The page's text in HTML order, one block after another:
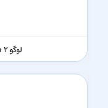
لوگو Red Dead Redemption 2